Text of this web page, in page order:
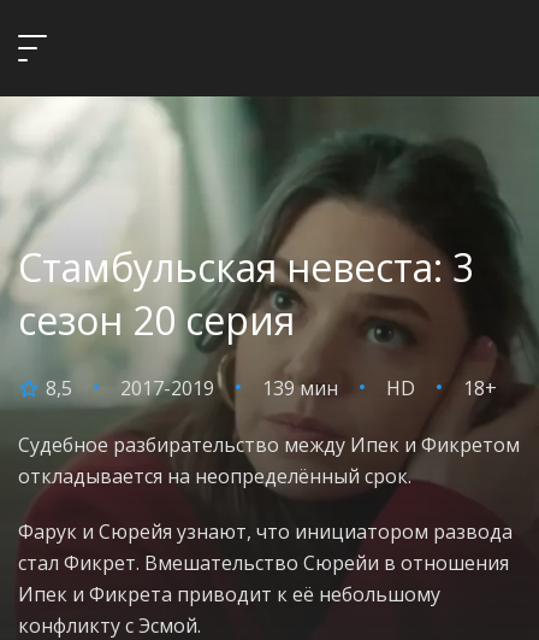
Стамбульская невеста: 3
сезон 20 серия
8,5 2017-2019 139 мин HD 18+
Судебное разбирательство между Ипек и Фикретом
откладывается на неопределённый срок.
Фарук и Сюрейя узнают, что инициатором развода
стал Фикрет. Вмешательство Сюрейи в отношения
Ипек и Фикрета приводит к её небольшому
конфликту с Эсмой.